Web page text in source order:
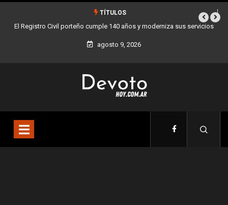
TÍTULOS
Buenos Aires sumó 12 nuevos Bares Notables y ya son 90 en toda
la Ciudad
agosto 9, 2026